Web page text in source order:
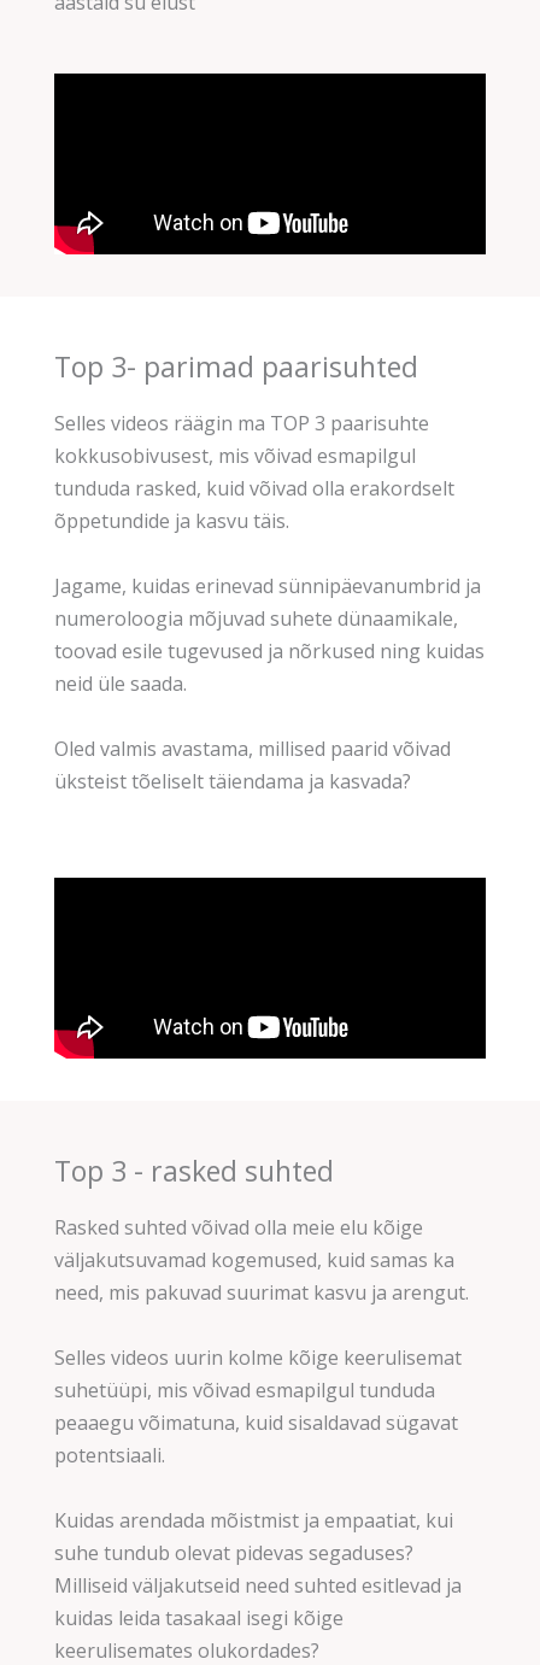
Top 3- parimad paarisuhted
Selles videos räägin ma TOP 3 paarisuhte
kokkusobivusest, mis võivad esmapilgul
tunduda rasked, kuid võivad olla erakordselt
õppetundide ja kasvu täis.
Jagame, kuidas erinevad sünnipäevanumbrid ja
numeroloogia mõjuvad suhete dünaamikale,
toovad esile tugevused ja nõrkused ning kuidas
neid üle saada.
Oled valmis avastama, millised paarid võivad
üksteist tõeliselt täiendama ja kasvada?
Top 3 - rasked suhted
Rasked suhted võivad olla meie elu kõige
väljakutsuvamad kogemused, kuid samas ka
need, mis pakuvad suurimat kasvu ja arengut.
Selles videos uurin kolme kõige keerulisemat
suhetüüpi, mis võivad esmapilgul tunduda
peaaegu võimatuna, kuid sisaldavad sügavat
potentsiaali.
Kuidas arendada mõistmist ja empaatiat, kui
suhe tundub olevat pidevas segaduses?
Milliseid väljakutseid need suhted esitlevad ja
kuidas leida tasakaal isegi kõige
keerulisemates olukordades?